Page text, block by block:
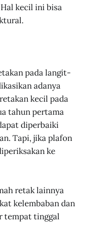
Hal kecil ini bisa
pada langit-
adanya
kecil pada
tahun pertama
diperbaiki
Tapi, jika plafon
ke
retak lainnya
kelembaban dan
tempat tinggal